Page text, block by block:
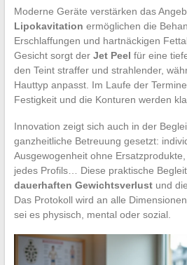
Moderne Geräte verstärken das
Lipokavitation ermöglichen die
Erschlaffungen und hartnäckigen
Gesicht sorgt der Jet Peel für eine
den Teint straffer und strahlender,
Hauttyp anpasst. Im Laufe der
Festigkeit und die Konturen werden
Innovation zeigt sich auch in der
ganzheitliche Betreuung gesetzt:
Ausgewogenheit ohne
jedes Profils… Diese praktische
dauerhaften Gewichtsverlustund
Das Protokoll wird an alle
sei es physisch, mental oder sozial.